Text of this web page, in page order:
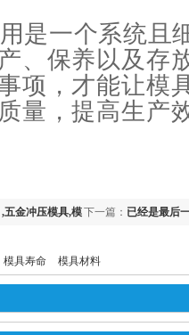
是一个系统且
、保养以及存
项，才能让模
量，提高生产
下一篇： 已经是最后
五金冲压模具,模
模具寿命 模具材料